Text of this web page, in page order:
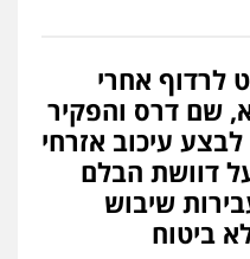
עורכי דין לענייני אסירים
לרדוף אחרי
שם דרס והפקיר
עיכוב אזרחי
דוושת הבלם
שיבוש
ביטוח